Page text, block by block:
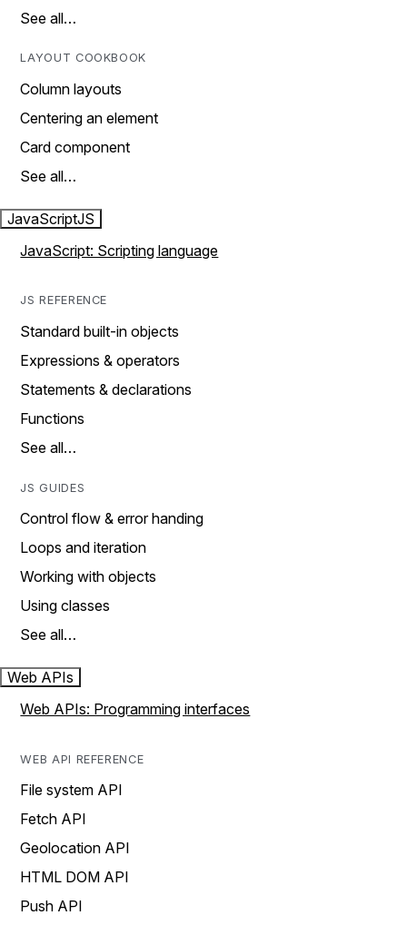
See all…
LAYOUT COOKBOOK
Column layouts
Centering an element
Card component
See all…
JavaScriptJS
JavaScript: Scripting language
JS REFERENCE
Standard built-in objects
Expressions & operators
Statements & declarations
Functions
See all…
JS GUIDES
Control flow & error handing
Loops and iteration
Working with objects
Using classes
See all…
Web APIs
Web APIs: Programming interfaces
WEB API REFERENCE
File system API
Fetch API
Geolocation API
HTML DOM API
Push API